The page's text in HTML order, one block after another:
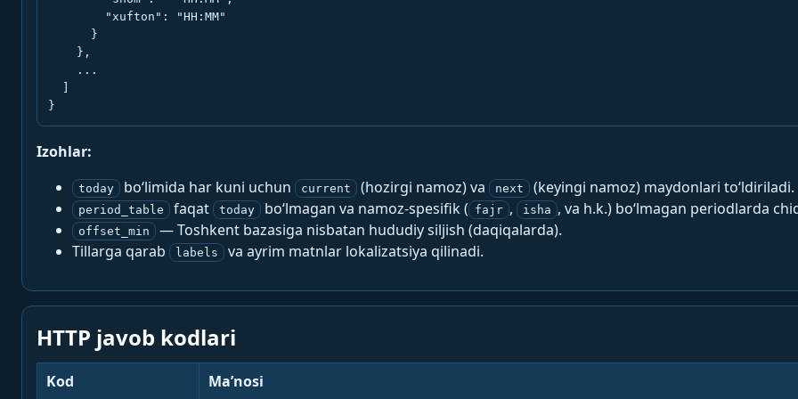
        "xufton": "HH:MM"
      }
    },
    ...
}
Izohlar:
today bo‘limida har kuni uchun current (hozirgi namoz) va next (keyingi namoz) maydonlari to‘ldiriladi.
period_table faqat today bo‘lmagan va namoz-spesifik ( fajr , isha , va h.k.) bo‘lmagan periodlarda
offset_min
— Toshkent bazasiga nisbatan hududiy siljish (daqiqalarda).
Tillarga qarab
labels va ayrim matnlar lokalizatsiya qilinadi.
HTTP javob kodlari
Kod Ma’nosi